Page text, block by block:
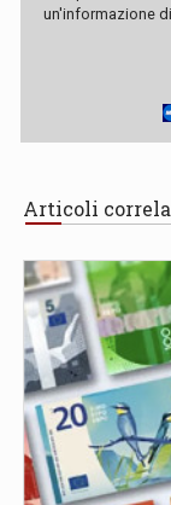
un'informazione
Articoli